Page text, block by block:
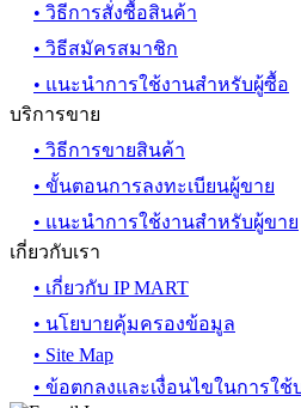
• วิธีการสั่งซื้อสินค้า
• วิธีสมัครสมาชิก
• แนะนำการใช้งานสำหรับผู้ซื้อ
บริการขาย
• วิธีการขายสินค้า
• ขั้นตอนการลงทะเบียนผู้ขาย
• แนะนำการใช้งานสำหรับผู้ขาย
เกี่ยวกับเรา
• เกี่ยวกับ IP MART
• นโยบายคุ้มครองข้อมูล
• Site Map
• ข้อตกลงและเงื่อนไขในการใช้